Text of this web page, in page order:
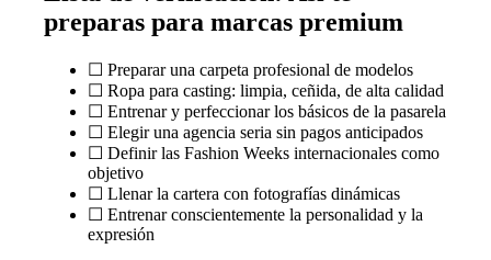
preparas para marcas premium
☐ Preparar una carpeta profesional de modelos
☐ Ropa para casting: limpia, ceñida, de alta calidad
☐ Entrenar y perfeccionar los básicos de la pasarela
☐ Elegir una agencia seria sin pagos anticipados
☐ Definir las Fashion Weeks internacionales como
objetivo
☐ Llenar la cartera con fotografías dinámicas
☐ Entrenar conscientemente la personalidad y la
expresión